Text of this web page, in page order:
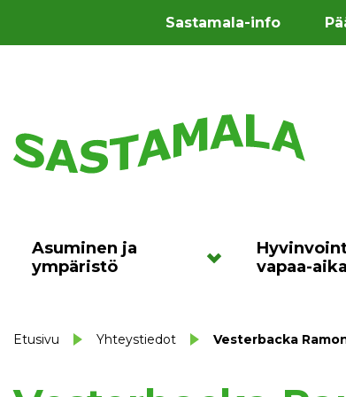
Sastamala-info
Asuminen ja
ympäristö
vapaa-aika
Etusivu Yhteystiedot Vesterbacka